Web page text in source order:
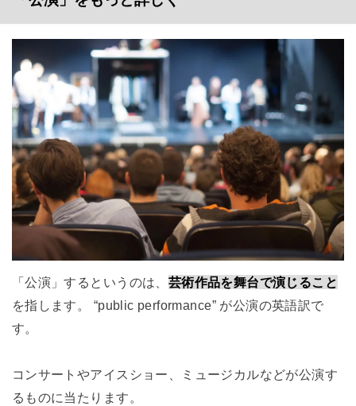
「公演」するというのは、 芸術作品を舞台で演じること
を指します。 “public performance” が公演の英語訳で
す。
コンサートやアイスショー、ミュージカルなどが公演す
るものに当たります。